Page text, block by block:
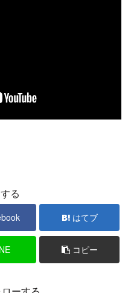
る
はてブ
コピー